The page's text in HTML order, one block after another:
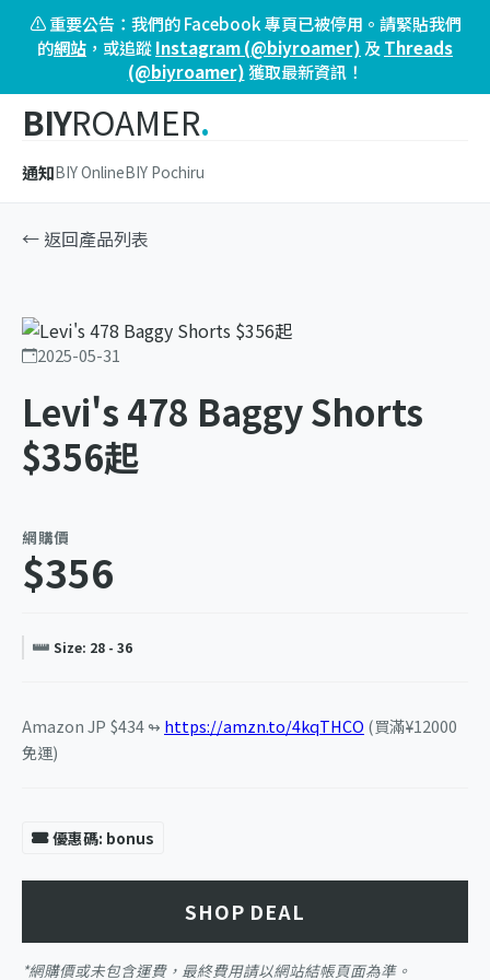
⚠️ 重要公告：我們的 Facebook 專頁已被停用。請緊貼我們
的網站 ，或追蹤Instagram (@biyroamer) 及 Threads
(@biyroamer)獲取最新資訊！
BIYROAMER.
通知BIY OnlineBIY Pochiru
← 返回產品列表
2025-05-31
Levi's 478 Baggy Shorts
$356起
網購價
$356
Size: 28 - 36
Amazon JP $434 ↬ https://amzn.to/4kqTHCO (買滿¥12000
免運)
優惠碼: bonus
SHOP DEAL
*網購價或未包含運費，最終費用請以網站結帳頁面為準。